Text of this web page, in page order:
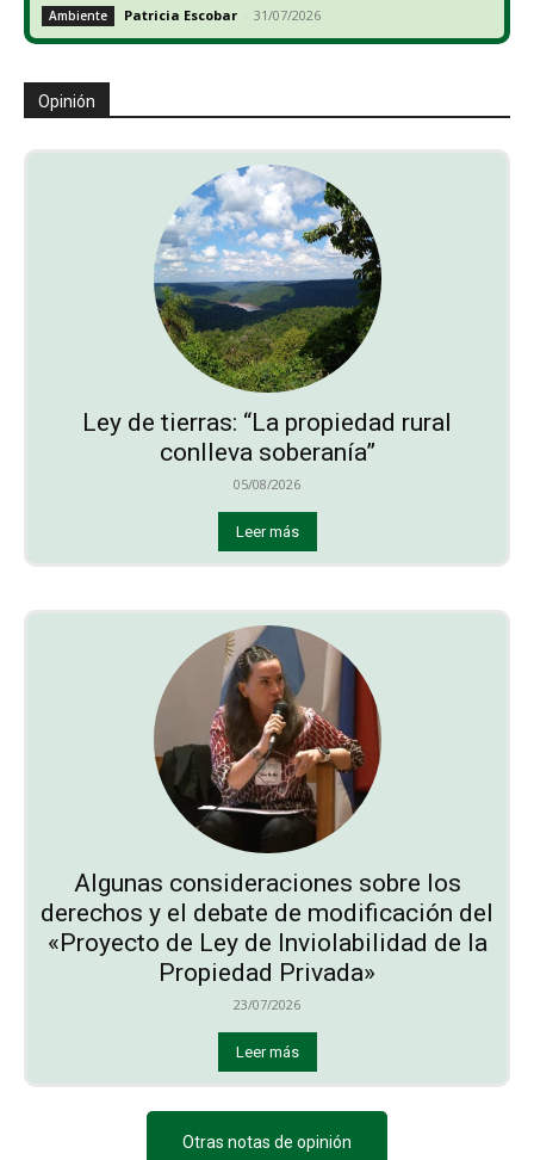
Ambiente Patricia Escobar - 31/07/2026
Opinión
Ley de tierras: “La propiedad rural
conlleva soberanía”
05/08/2026
Leer más
Algunas consideraciones sobre los
derechos y el debate de modificación del
«Proyecto de Ley de Inviolabilidad de la
Propiedad Privada»
23/07/2026
Leer más
Otras notas de opinión